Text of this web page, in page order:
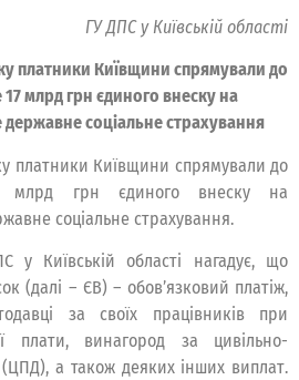
ГУ ДПС у Київській області
платники Київщини спрямували до
млрд грн єдиного внеску на
державне соціальне страхування
платники Київщини спрямували до
млрд грн єдиного внеску на
соціальне страхування.
у Київській області нагадує, що
(далі – ЄВ) – обов’язковий платіж,
за своїх працівників при
плати, винагород за цивільно-
а також деяких інших виплат.